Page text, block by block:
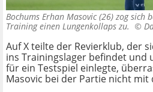
Bochums Erhan Masovic (26) zog sich
Training einen Lungenkollaps zu. ©
Auf X teilte der Revierklub, der
ins Trainingslager befindet und
für ein Testspiel einlegte,
Masovic bei der Partie nicht mit